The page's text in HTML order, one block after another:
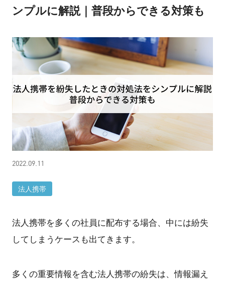
ンプルに解説｜普段からできる対策も
2022.09.11
法人携帯
法人携帯を多くの社員に配布する場合、中には紛失
してしまうケースも出てきます。
多くの重要情報を含む法人携帯の紛失は、情報漏え